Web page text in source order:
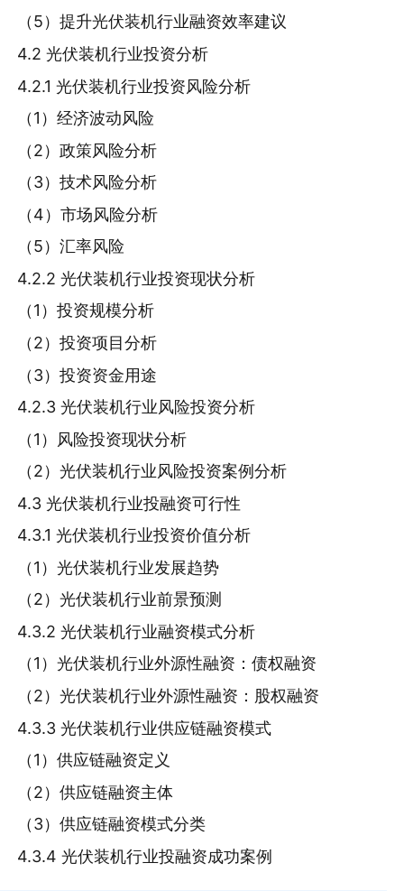
（5）提升光伏装机行业融资效率建议
4.2 光伏装机行业投资分析
4.2.1 光伏装机行业投资风险分析
（1）经济波动风险
（2）政策风险分析
（3）技术风险分析
（4）市场风险分析
（5）汇率风险
4.2.2 光伏装机行业投资现状分析
（1）投资规模分析
（2）投资项目分析
（3）投资资金用途
4.2.3 光伏装机行业风险投资分析
（1）风险投资现状分析
（2）光伏装机行业风险投资案例分析
4.3 光伏装机行业投融资可行性
4.3.1 光伏装机行业投资价值分析
（1）光伏装机行业发展趋势
（2）光伏装机行业前景预测
4.3.2 光伏装机行业融资模式分析
（1）光伏装机行业外源性融资：债权融资
（2）光伏装机行业外源性融资：股权融资
4.3.3 光伏装机行业供应链融资模式
（1）供应链融资定义
（2）供应链融资主体
（3）供应链融资模式分类
4.3.4 光伏装机行业投融资成功案例